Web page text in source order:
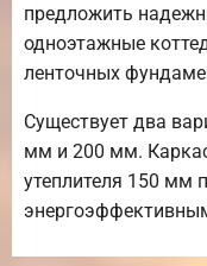
предложить
одноэтажные
ленточных
Существует два
мм и 200 мм.
утеплителя 150 мм